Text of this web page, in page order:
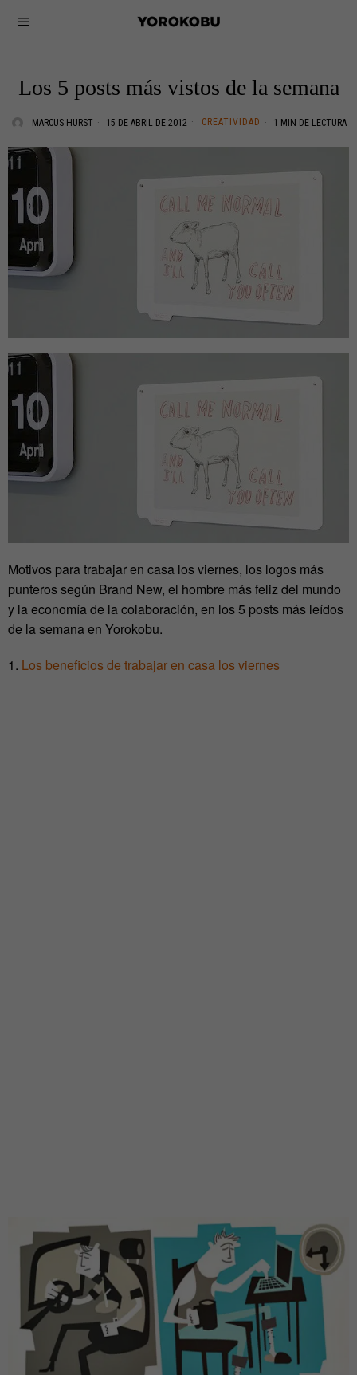
Los 5 posts más vistos de la semana
MARCUS HURST 15 DE ABRIL DE 2012 CREATIVIDAD 1 MIN DE LECTURA
Motivos para trabajar en casa los viernes, los logos más
punteros según Brand New, el hombre más feliz del mundo
y la economía de la colaboración, en los 5 posts más leídos
de la semana en Yorokobu.
1. Los beneficios de trabajar en casa los viernes